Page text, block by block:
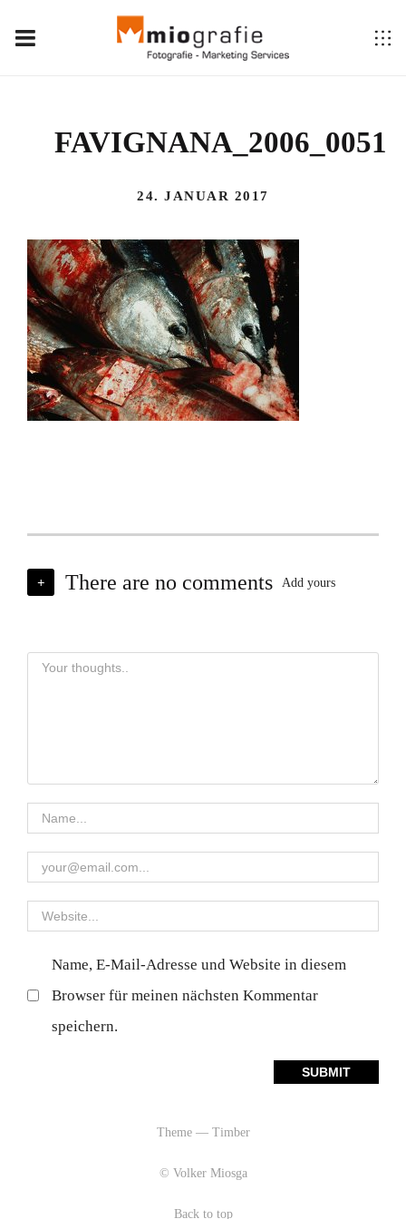
FAVIGNANA_2006_0051
24. JANUAR 2017
+ There are no comments Add yours
Name, E-Mail-Adresse und Website in diesem
Browser für meinen nächsten Kommentar
speichern.
Theme — Timber
© Volker Miosga
Back to top